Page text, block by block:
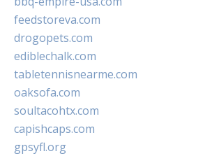
feedstoreva.com
drogopets.com
ediblechalk.com
tabletennisnearme.com
oaksofa.com
soultacohtx.com
capishcaps.com
gpsyfl.org